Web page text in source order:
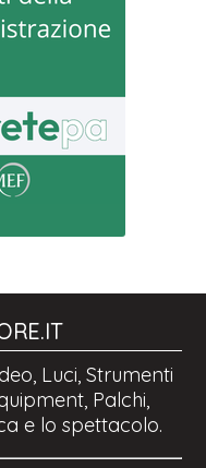
Luci, Strumenti
Palchi,
e lo spettacolo.